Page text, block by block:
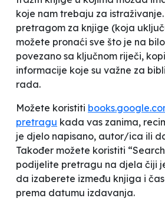
koje nam trebaju za
pretragom za knjige (koja
možete pronaći sve što je na
povezano sa ključnom riječi,
informacije koje su važne za
rada.
Možete koristiti
pretragu kada vas zanima,
je djelo napisano, autor/ica ili
Također možete koristiti
podijelite pretragu na djela čiji
da izaberete između knjiga i
prema datumu izdavanja.